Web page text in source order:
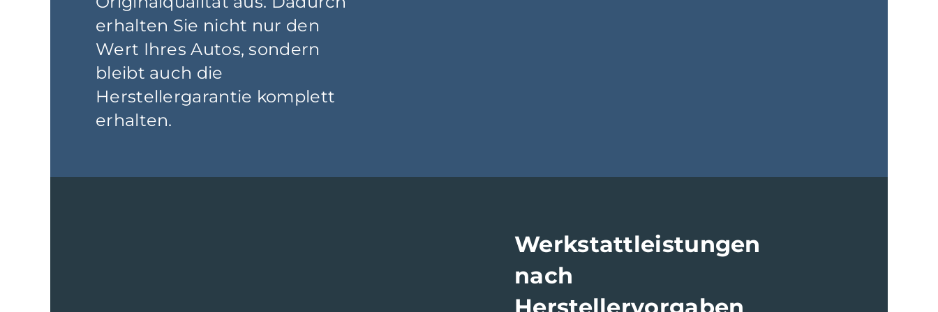
erhalten Sie nicht nur den
Wert Ihres Autos, sondern
bleibt auch die
Herstellergarantie komplett
erhalten.
Werkstattleistungen
nach